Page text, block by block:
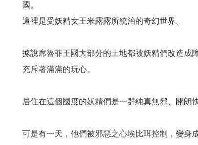
國。
這裡是受妖精女王米露露所統治的奇幻世界。
據說席魯菲王國大部分的土地都被妖精們改造成
充斥著滿滿的玩心。
居住在這個國度的妖精們是一群純真無邪、開朗
可是有一天，他們被邪惡之心埃比珥控制，變身